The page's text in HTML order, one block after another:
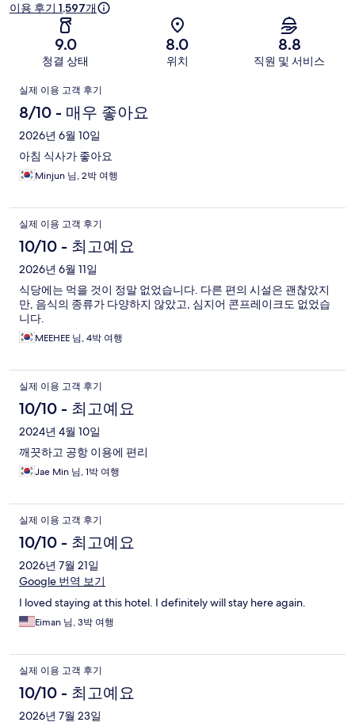
이용 후기 1,597개
9.0
청결 상태
8.0
위치
8.8
직원 및 서비스
이
용
후
기
실제 이용 고객 후기
8/10 - 매우 좋아요
2026년 6월 10일
아침 식사가 좋아요
Minjun 님, 2박 여행
실제 이용 고객 후기
10/10 - 최고예요
2026년 6월 11일
식당에는 먹을 것이 정말 없었습니다. 다른 편의 시설은 괜찮았지
만, 음식의 종류가 다양하지 않았고, 심지어 콘프레이크도 없었습
니다.
MEEHEE 님, 4박 여행
실제 이용 고객 후기
10/10 - 최고예요
2024년 4월 10일
깨끗하고 공항 이용에 편리
Jae Min 님, 1박 여행
실제 이용 고객 후기
10/10 - 최고예요
2026년 7월 21일
Google 번역 보기
I loved staying at this hotel. I definitely will stay here again.
Eiman 님, 3박 여행
실제 이용 고객 후기
10/10 - 최고예요
2026년 7월 23일